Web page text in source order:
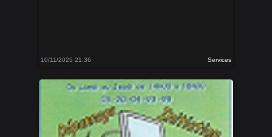
10/11/2025 21:36 Services